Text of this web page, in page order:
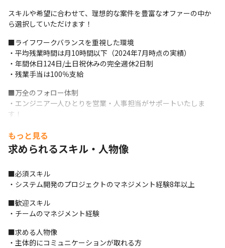
スキルや希望に合わせて、理想的な案件を豊富なオファーの中か
ら選択していただけます！
■ライフワークバランスを重視した環境
・平均残業時間は月10時間以下（2024年7月時点の実績）
・年間休日124日/土日祝休みの完全週休2日制
・残業手当は100％支給
■万全のフォロー体制
・エンジニア一人ひとりを営業・人事担当がサポートいたしま
す！
いること」等すぐに相談できる体制がございます
もっと見る
求められるスキル・人物像
■必須スキル
・システム開発のプロジェクトのマネジメント経験8年以上
■歓迎スキル
・チームのマネジメント経験
■求める人物像
・主体的にコミュニケーションが取れる方